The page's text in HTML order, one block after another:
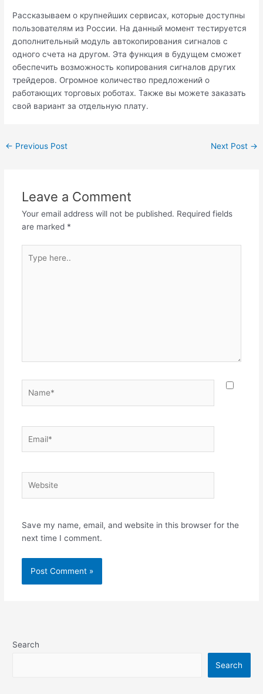
Рассказываем о крупнейших сервисах, которые доступны
пользователям из России. На данный момент тестируется
дополнительный модуль автокопирования сигналов с
одного счета на другом. Эта функция в будущем сможет
обеспечить возможность копирования сигналов других
трейдеров. Огромное количество предложений о
работающих торговых роботах. Также вы можете заказать
свой вариант за отдельную плату.
← Previous Post Next Post →
Leave a Comment
Your email address will not be published. Required fields
are marked *
here..
Save my name, email, and website in this browser for the
next time I comment.
Search
Search